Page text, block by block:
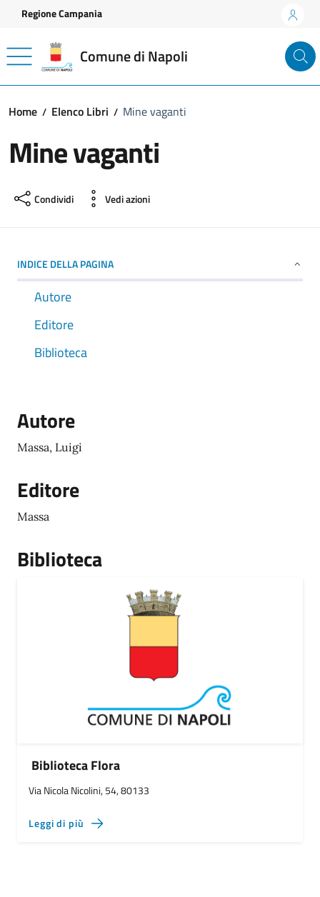
Vai ai contenuti
Vai al footer
Regione Campania
Comune di Napoli
Home Elenco Libri Mine vaganti
Mine vaganti
Condividi Vedi azioni
INDICE DELLA PAGINA
Autore
Editore
Biblioteca
Autore
Massa, Luigi
Editore
Massa
Biblioteca
Biblioteca Flora
Via Nicola Nicolini, 54, 80133
Leggi di più